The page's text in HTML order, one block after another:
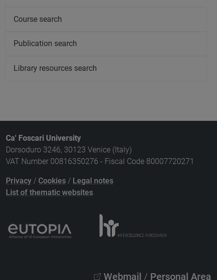
Course search
Publication search
Library resources search
Ca' Foscari University
Dorsoduro 3246, 30123 Venice (Italy)
VAT Number 00816350276 - Fiscal Code 80007720271
Privacy / Cookies / Legal notes
List of thematic websites
Webmail / Personal Area